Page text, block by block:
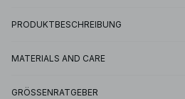
PRODUKTBESCHREIBUNG
MATERIALS AND CARE
GRÖSSENRATGEBER